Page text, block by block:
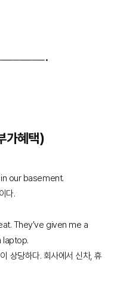
가혜택)
our basement.
다.
They’ve given me a
laptop.
상당하다. 회사에서 신차, 휴